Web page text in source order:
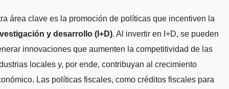
área clave es la promoción de políticas que incentiven la
y desarrollo (I+D). Al invertir en I+D, se pueden
innovaciones que aumenten la competitividad de las
locales y, por ende, contribuyan al crecimiento
Las políticas fiscales, como créditos fiscales para